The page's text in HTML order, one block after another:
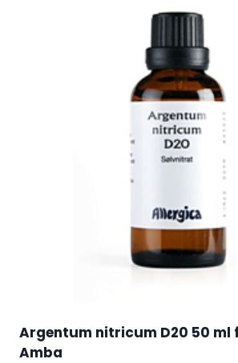
Argentum nitricum D20 50 ml
Amba